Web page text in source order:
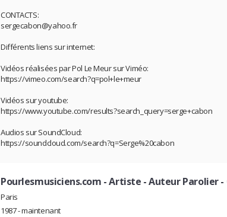
CONTACTS:
sergecabon@yahoo.fr
Différents liens sur internet:
Vidéos réalisées par Pol Le Meur sur Viméo:
https://vimeo.com/search?q=pol+le+meur
Vidéos sur youtube:
https://www.youtube.com/results?search_query=serge+cabon
Audios sur SoundCloud:
https://soundcloud.com/search?q=Serge%20cabon
Pourlesmusiciens.com - Artiste - Auteur Parolier
Paris
1987 - maintenant